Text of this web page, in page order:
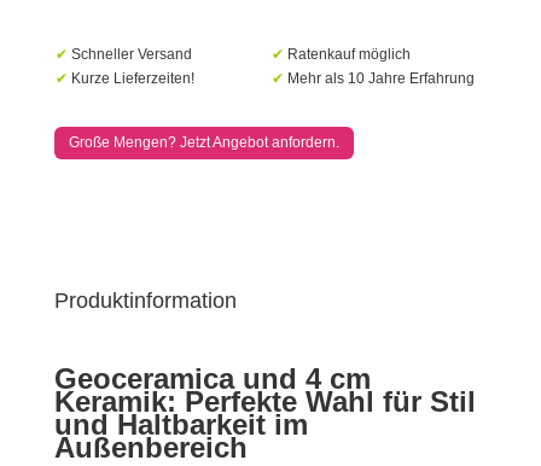
✔ Schneller Versand ✔ Ratenkauf möglich
✔ Kurze Lieferzeiten! ✔ Mehr als 10 Jahre Erfahrung
Große Mengen? Jetzt Angebot anfordern.
Produktinformation
Geoceramica und 4 cm
Keramik: Perfekte Wahl für Stil
und Haltbarkeit im
Außenbereich